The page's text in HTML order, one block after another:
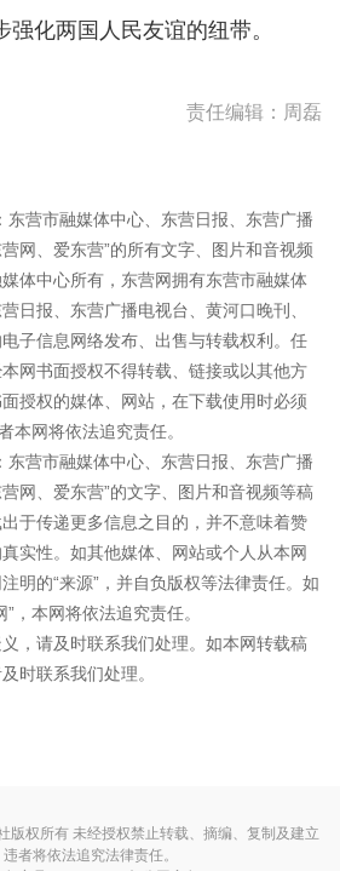
化两国人民友谊的纽带。
责任编辑：周磊
营市融媒体中心、东营日报、东营广播
网、爱东营”的所有文字、图片和音视频
体中心所有，东营网拥有东营市融媒体
日报、东营广播电视台、黄河口晚刊、
子信息网络发布、出售与转载权利。任
网书面授权不得转载、链接或以其他方
授权的媒体、网站，在下载使用时必须
本网将依法追究责任。
营市融媒体中心、东营日报、东营广播
网、爱东营”的文字、图片和音视频等稿
于传递更多信息之目的，并不意味着赞
实性。如其他媒体、网站或个人从本网
明的“来源”，并自负版权等法律责任。如
，本网将依法追究责任。
，请及时联系我们处理。如本网转载稿
时联系我们处理。
版权所有 未经授权禁止转载、摘编、复制及建立
者将依法追究法律责任。